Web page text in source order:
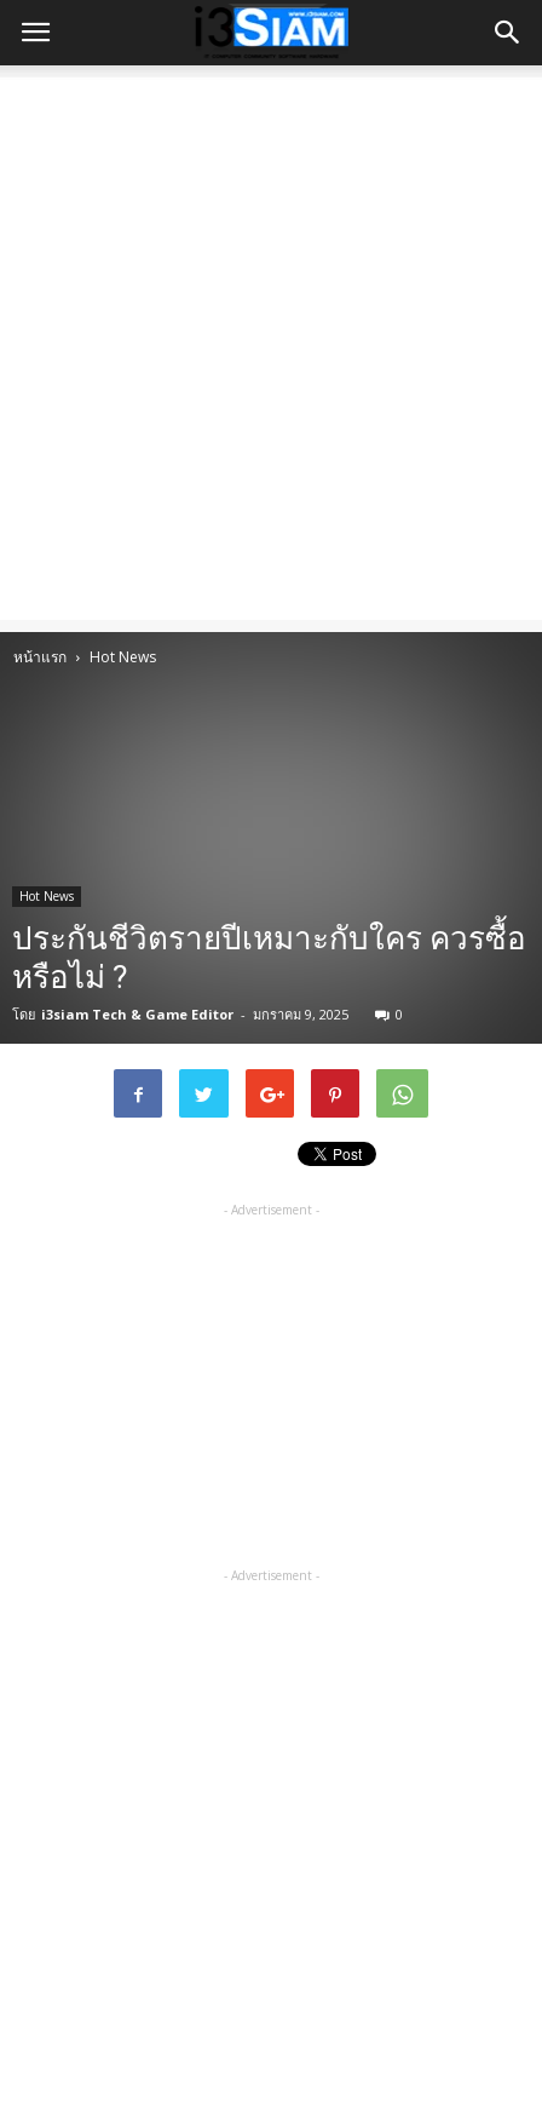
หน้าแรก Hot News
Hot News
ประกันชีวิตรายปีเหมาะกับใคร ควรซื้อ
หรือไม่ ?
โดย i3siam Tech & Game Editor - มกราคม 9, 2025 0
- Advertisement -
- Advertisement -